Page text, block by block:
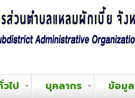
ไป บุคลากร ข้อมู